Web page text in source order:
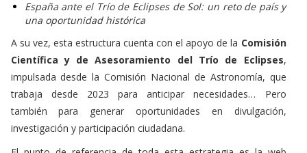
una oportunidad histórica
Científica y de Asesoramiento del Trío de Eclipses
impulsada desde la Comisión Nacional de Astronomía, que
trabaja desde 2023 para anticipar necesidades… Pero
también para generar oportunidades en divulgación,
investigación y participación ciudadana.